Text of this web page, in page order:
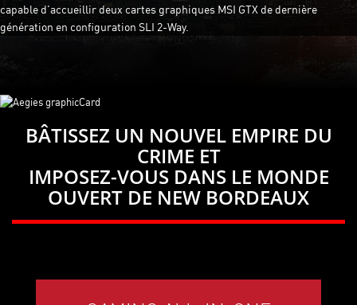
capable d'accueillir deux cartes graphiques MSI GTX de dernière
génération en configuration SLI 2-Way.
BÂTISSEZ UN NOUVEL EMPIRE DU
CRIME ET
IMPOSEZ-VOUS DANS LE MONDE
OUVERT DE NEW BORDEAUX